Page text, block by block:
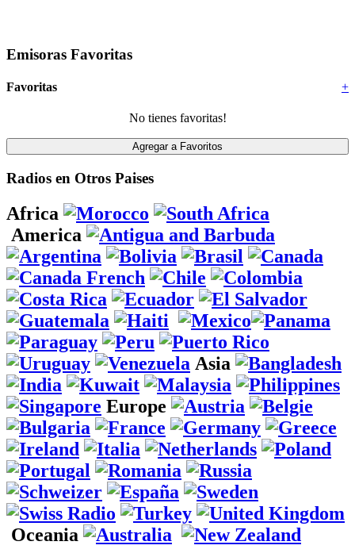
Emisoras Favoritas
+
Favoritas
No tienes favoritas!
Radios en Otros Paises
Africa
America
Asia
Europe
Oceania